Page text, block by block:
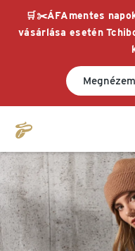
🛒✂️ÁFAmentes
vásárlása esetén
Megnézem